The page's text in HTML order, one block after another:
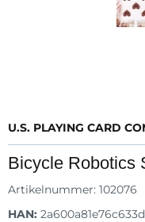
U.S. PLAYING CARD
Bicycle Robotics
Artikelnummer: 102076
HAN: